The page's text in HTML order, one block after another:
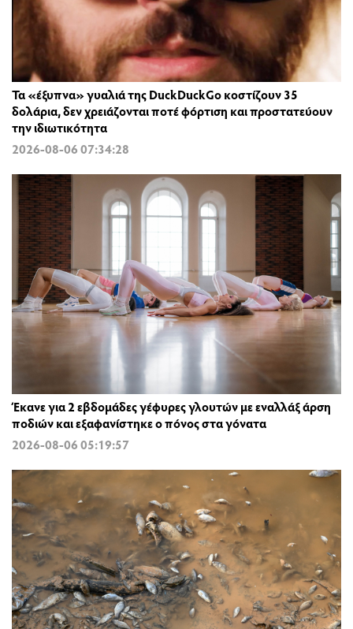
Τα «έξυπνα» γυαλιά της DuckDuckGo κοστίζουν 35
δολάρια, δεν χρειάζονται ποτέ φόρτιση και προστατεύουν
την ιδιωτικότητα
2026-08-06 07:34:28
Έκανε για 2 εβδομάδες γέφυρες γλουτών με εναλλάξ άρση
ποδιών και εξαφανίστηκε ο πόνος στα γόνατα
2026-08-06 05:19:57